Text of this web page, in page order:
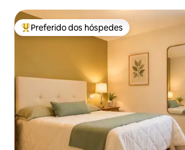
Entre os melhores preferidos dos hóspedes
Preferido dos hóspedes